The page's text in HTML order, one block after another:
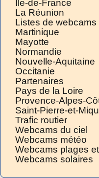
Ile-de-France
La Réunion
Listes de webcams
Martinique
Mayotte
Normandie
Nouvelle-Aquitaine
Occitanie
Partenaires
Pays de la Loire
Provence-Alpes-
Saint-Pierre-et-
Trafic routier
Webcams du ciel
Webcams météo
Webcams plages et
Webcams solaires